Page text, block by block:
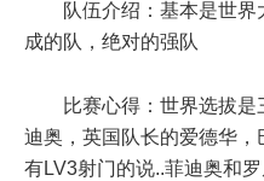
队伍介绍：基本是世
成的队，绝对的强队
比赛心得：世界选拔
迪奥，英国队长的爱德华
有LV3射门的说..菲迪奥和